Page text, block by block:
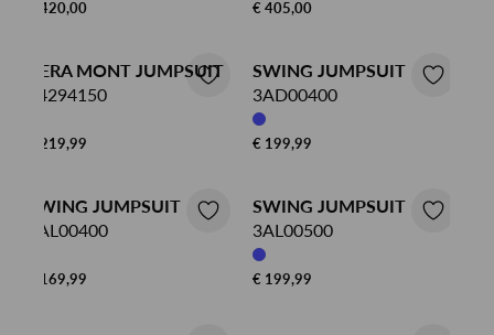
€ 420,00 € 405,00
VERA MONT JUMPSUIT
34294150
€ 219,99
SWING JUMPSUIT
3AD00400
€ 199,99
SWING JUMPSUIT
3AL00400
€ 169,99
SWING JUMPSUIT
3AL00500
€ 199,99